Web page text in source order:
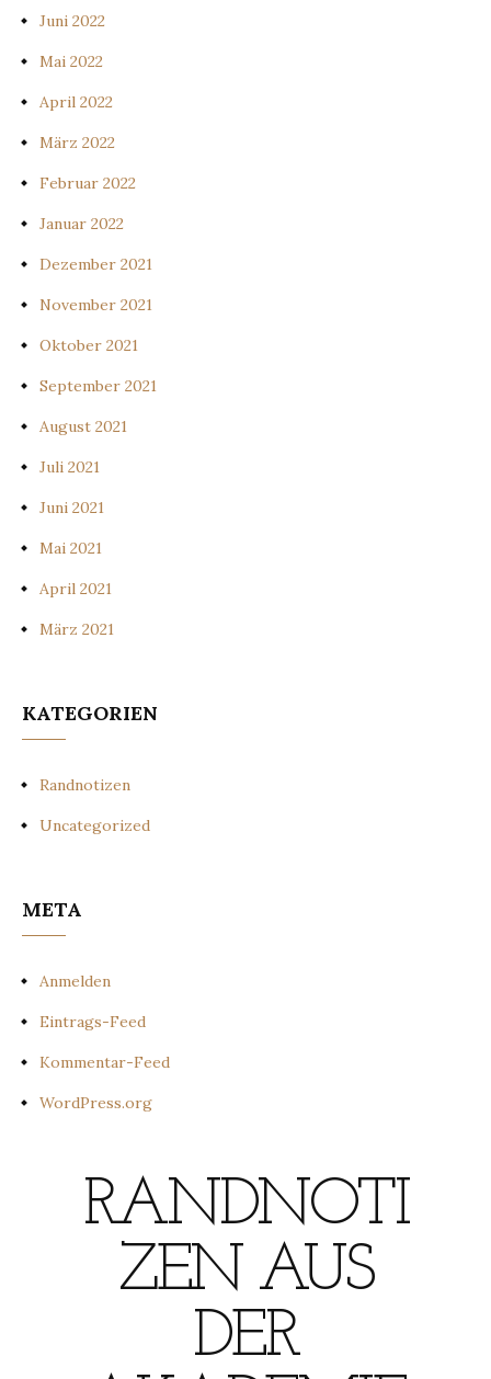
Juni 2022
Mai 2022
April 2022
März 2022
Februar 2022
Januar 2022
Dezember 2021
November 2021
Oktober 2021
September 2021
August 2021
Juli 2021
Juni 2021
Mai 2021
April 2021
März 2021
KATEGORIEN
Randnotizen
Uncategorized
META
Anmelden
Eintrags-Feed
Kommentar-Feed
WordPress.org
RANDNOTI
ZEN AUS
DER